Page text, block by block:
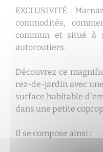
EXCLUSIVITÉ :
commodités,
commun et situé à
autoroutiers.
Découvrez ce
rez-de-jardin avec
surface habitable
dans une petite
Il se compose ainsi :